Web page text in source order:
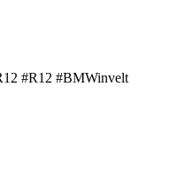
#R12 #BMWinvelt